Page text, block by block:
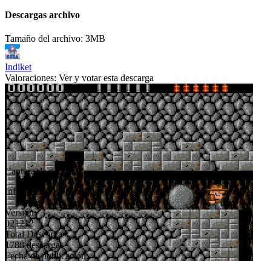
Descargas archivo
Tamaño del archivo: 3MB
Indiket
Valoraciones: Ver y votar esta descarga
Captura de pantalla
Información de descarga
Versión:
021212
Total Descargas:
1788 descargas
Fecha de publicación: